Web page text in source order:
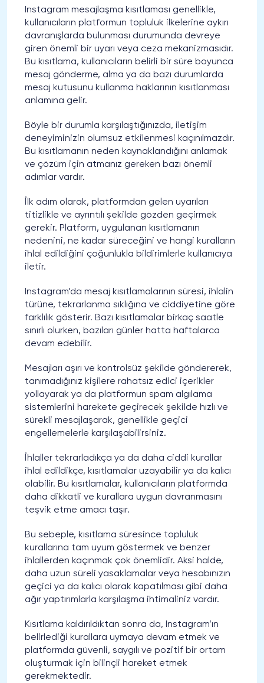
Instagram mesajlaşma kısıtlaması genellikle,
kullanıcıların platformun topluluk ilkelerine aykırı
davranışlarda bulunması durumunda devreye
giren önemli bir uyarı veya ceza mekanizmasıdır.
Bu kısıtlama, kullanıcıların belirli bir süre boyunca
mesaj gönderme, alma ya da bazı durumlarda
mesaj kutusunu kullanma haklarının kısıtlanması
anlamına gelir.
Böyle bir durumla karşılaştığınızda, iletişim
deneyiminizin olumsuz etkilenmesi kaçınılmazdır.
Bu kısıtlamanın neden kaynaklandığını anlamak
ve çözüm için atmanız gereken bazı önemli
adımlar vardır.
İlk adım olarak, platformdan gelen uyarıları
titizlikle ve ayrıntılı şekilde gözden geçirmek
gerekir. Platform, uygulanan kısıtlamanın
nedenini, ne kadar süreceğini ve hangi kuralların
ihlal edildiğini çoğunlukla bildirimlerle kullanıcıya
iletir.
Instagram’da mesaj kısıtlamalarının süresi, ihlalin
türüne, tekrarlanma sıklığına ve ciddiyetine göre
farklılık gösterir. Bazı kısıtlamalar birkaç saatle
sınırlı olurken, bazıları günler hatta haftalarca
devam edebilir.
Mesajları aşırı ve kontrolsüz şekilde göndererek,
tanımadığınız kişilere rahatsız edici içerikler
yollayarak ya da platformun spam algılama
sistemlerini harekete geçirecek şekilde hızlı ve
sürekli mesajlaşarak, genellikle geçici
engellemelerle karşılaşabilirsiniz.
İhlaller tekrarladıkça ya da daha ciddi kurallar
ihlal edildikçe, kısıtlamalar uzayabilir ya da kalıcı
olabilir. Bu kısıtlamalar, kullanıcıların platformda
daha dikkatli ve kurallara uygun davranmasını
teşvik etme amacı taşır.
Bu sebeple, kısıtlama süresince topluluk
kurallarına tam uyum göstermek ve benzer
ihlallerden kaçınmak çok önemlidir. Aksi halde,
daha uzun süreli yasaklamalar veya hesabınızın
geçici ya da kalıcı olarak kapatılması gibi daha
ağır yaptırımlarla karşılaşma ihtimaliniz vardır.
Kısıtlama kaldırıldıktan sonra da, Instagram’ın
belirlediği kurallara uymaya devam etmek ve
platformda güvenli, saygılı ve pozitif bir ortam
oluşturmak için bilinçli hareket etmek
gerekmektedir.